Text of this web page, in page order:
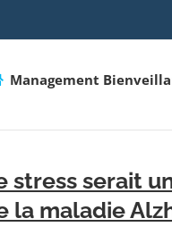
Management
stress serait
la maladie